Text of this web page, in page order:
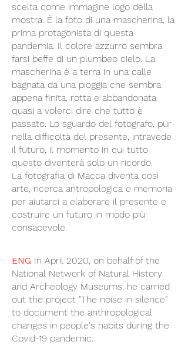
scelta come immagine logo della
mostra. È la foto di una mascherina, la
prima protagonista di questa
pandemia. Il colore azzurro sembra
farsi beffe di un plumbeo cielo. La
mascherina è a terra in una calle
bagnata da una pioggia che sembra
appena finita, rotta e abbandonata
quasi a volerci dire che tutto è
passato. Lo sguardo del fotografo, pur
nella difficoltà del presente, intravede
il futuro, il momento in cui tutto
questo diventerà solo un ricordo.
La fotografia di Macca diventa così
arte, ricerca antropologica e memoria
per aiutarci a elaborare il presente e
costruire un futuro in modo più
consapevole.
ENG In April 2020, on behalf of the
National Network of Natural History
and Archeology Museums, he carried
out the project "The noise in silence"
to document the anthropological
changes in people's habits during the
Covid-19 pandemic.